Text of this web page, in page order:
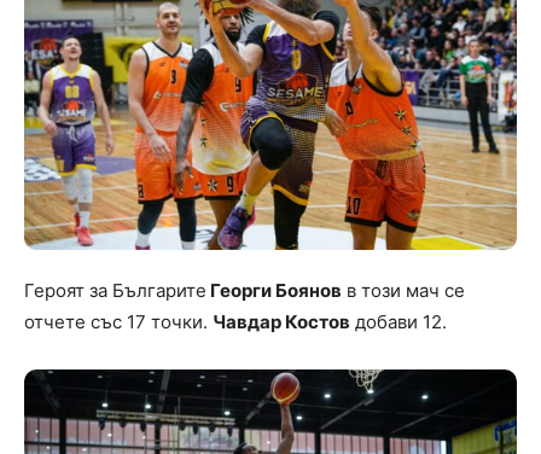
Героят за Българите Георги Боянов в този мач се
отчете със 17 точки. Чавдар Костов добави 12.